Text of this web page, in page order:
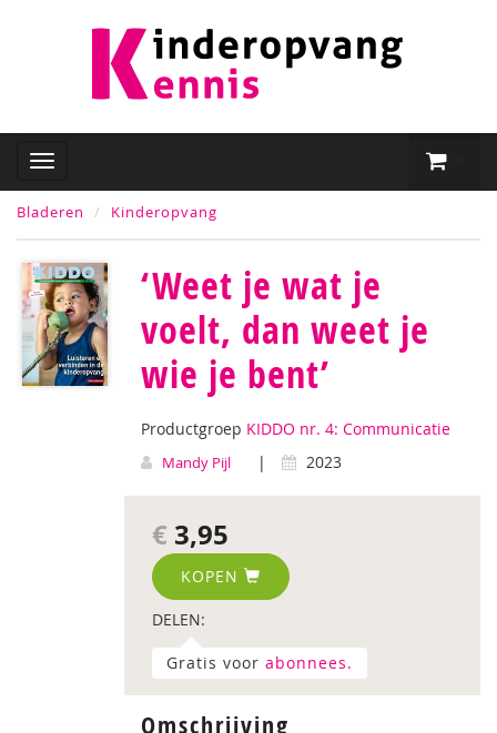
Bladeren Kinderopvang
‘Weet je wat je
voelt, dan weet je
wie je bent’
Productgroep KIDDO nr. 4: Communicatie
Mandy Pijl | 2023
€ 3,95
KOPEN
DELEN:
Gratis voor abonnees.
Omschrijving